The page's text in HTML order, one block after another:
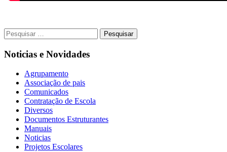
Pesquisar
por:
Noticias e Novidades
Agrupamento
Associação de pais
Comunicados
Contratação de Escola
Diversos
Documentos Estruturantes
Manuais
Noticias
Projetos Escolares